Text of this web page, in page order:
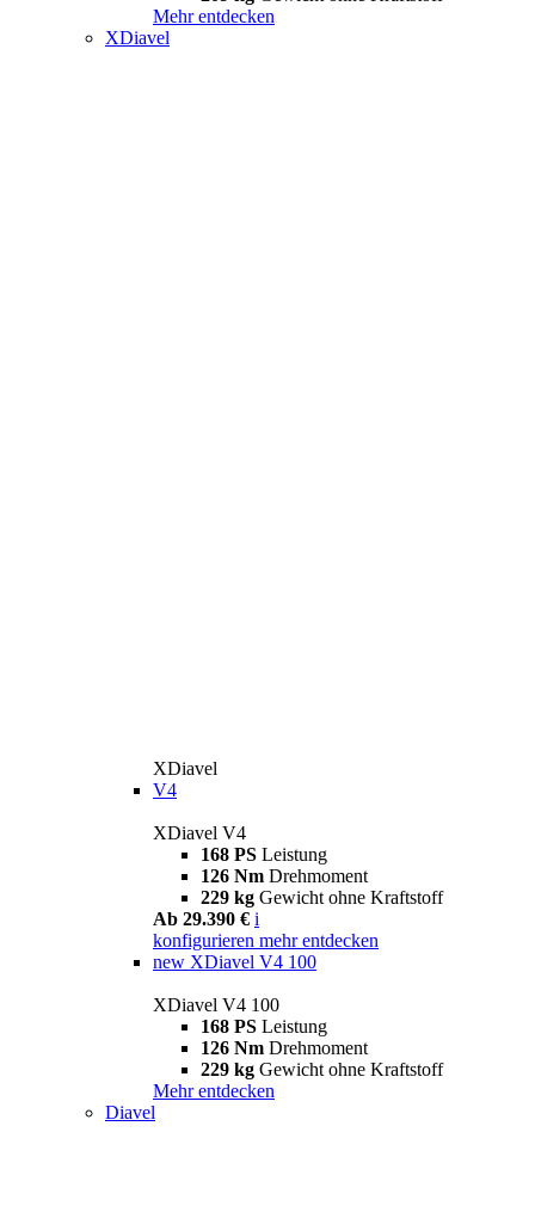
Mehr entdecken
XDiavel
XDiavel
V4
XDiavel V4
168 PS Leistung
126 Nm Drehmoment
229 kg Gewicht ohne Kraftstoff
Ab 29.390 € i
konfigurieren mehr entdecken
new XDiavel V4 100
XDiavel V4 100
168 PS Leistung
126 Nm Drehmoment
229 kg Gewicht ohne Kraftstoff
Mehr entdecken
Diavel